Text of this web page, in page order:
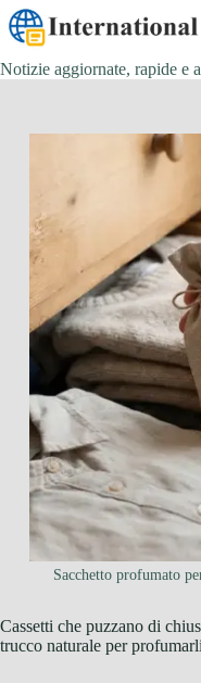
Salta
al
contenuto
Notizie aggiornate, rapide e
Sacchetto profumato
Cassetti che puzzano di
trucco naturale per profumarli